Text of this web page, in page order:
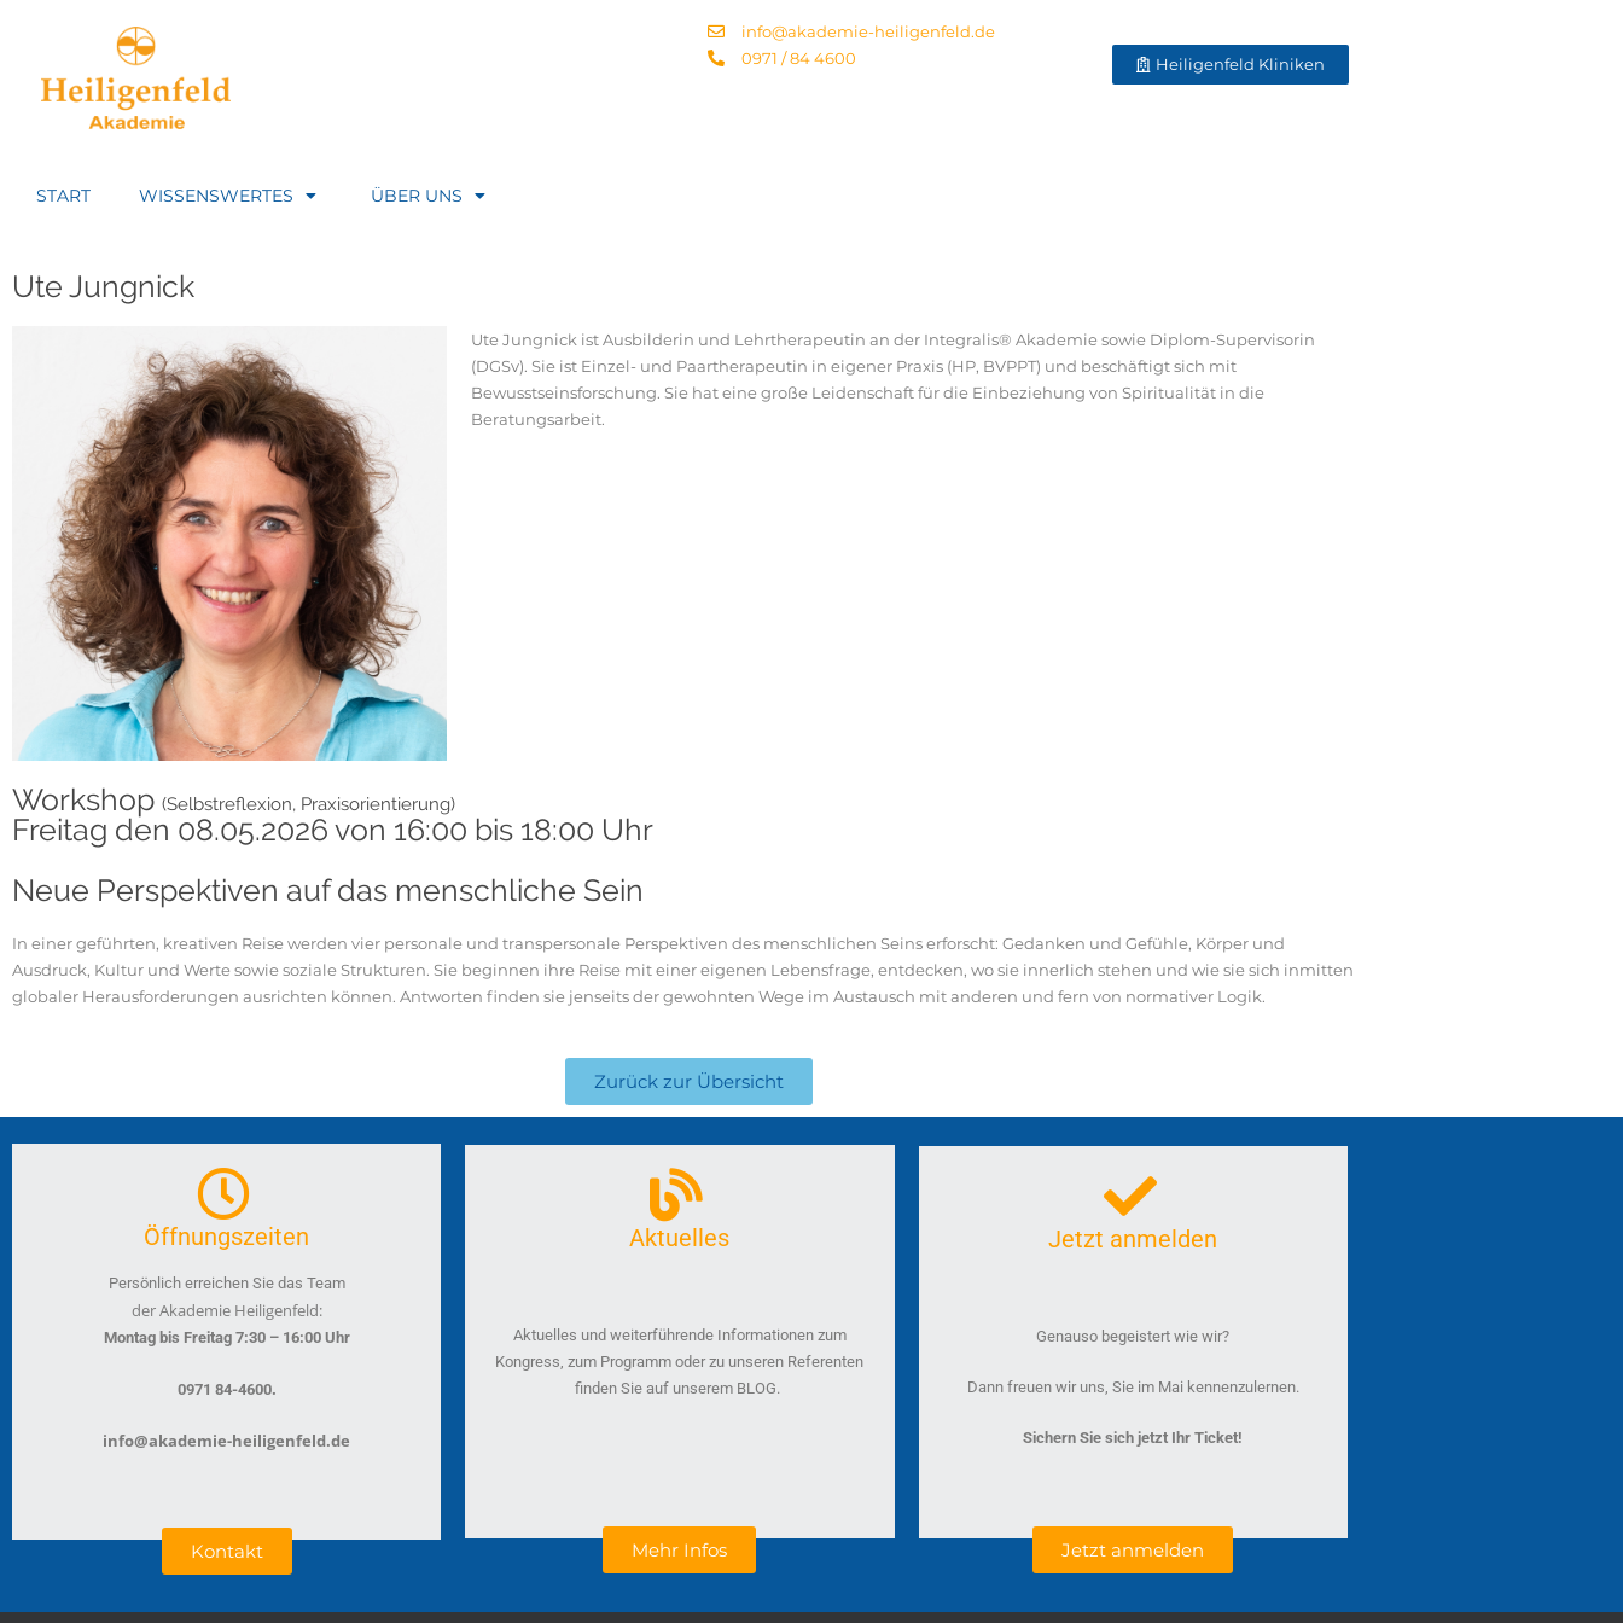
info@akademie-heiligenfeld.de
0971 / 84 4600
Heiligenfeld Kliniken
START WISSENSWERTES ÜBER UNS
Ute Jungnick
Ute Jungnick ist Ausbilderin und Lehrtherapeutin an der Integralis® Akademie sowie Diplom-Supervisorin
(DGSv). Sie ist Einzel- und Paartherapeutin in eigener Praxis (HP, BVPPT) und beschäftigt sich mit
Bewusstseinsforschung. Sie hat eine große Leidenschaft für die Einbeziehung von Spiritualität in die
Beratungsarbeit.
Workshop (Selbstreflexion, Praxisorientierung)
Freitag den 08.05.2026 von 16:00 bis 18:00 Uhr
Neue Perspektiven auf das menschliche Sein
In einer geführten, kreativen Reise werden vier personale und transpersonale Perspektiven des menschlichen Seins erforscht: Gedanken und Gefühle, Körper und
Ausdruck, Kultur und Werte sowie soziale Strukturen. Sie beginnen ihre Reise mit einer eigenen Lebensfrage, entdecken, wo sie innerlich stehen und wie sie sich inmitten
globaler Herausforderungen ausrichten können. Antworten finden sie jenseits der gewohnten Wege im Austausch mit anderen und fern von normativer Logik.
Zurück zur Übersicht
Öffnungszeiten
Persönlich erreichen Sie das Team
der Akademie Heiligenfeld:
Montag bis Freitag 7:30 – 16:00 Uhr
0971 84-4600.
info@akademie-heiligenfeld.de
Kontakt
Aktuelles
Aktuelles und weiterführende Informationen zum
Kongress, zum Programm oder zu unseren Referenten
finden Sie auf unserem BLOG.
Mehr Infos
Jetzt anmelden
Genauso begeistert wie wir?
Dann freuen wir uns, Sie im Mai kennenzulernen.
Sichern Sie sich jetzt Ihr Ticket!
Jetzt anmelden